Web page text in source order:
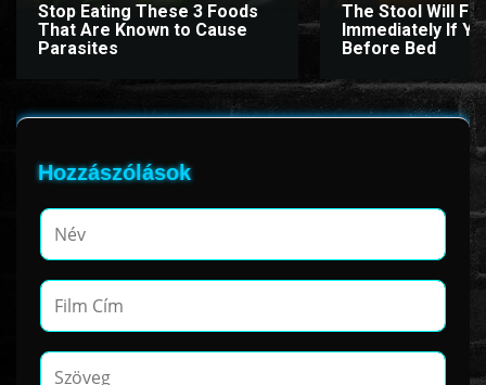
www.onlinefilmvilag2.eu,Copyright © 2017-2026 Az oldal nem tárol
semmilyen jogsértő tartalmat. Minden adat külső forrásból származik |
Stop Eating These 3 Foods
That Are Known to Cause
Parasites
The Stool Will Fly
Immediately If
Before Bed
Hozzászólások